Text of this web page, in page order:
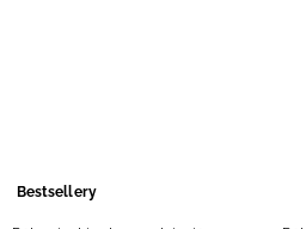
Bestsellery